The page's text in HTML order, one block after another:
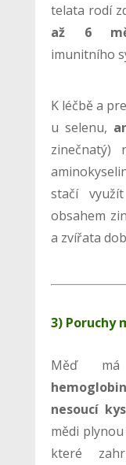
telata rodí
až 6
imunitního
K léčbě a
u selenu,
zinečnatý)
stačí
obsahem
a zvířata
3) Poruchy
Měď
nesoucí
mědi
které